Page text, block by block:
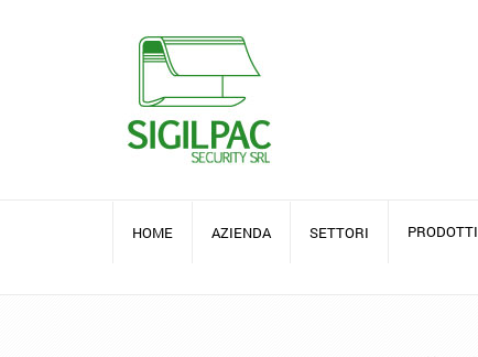
HOME AZIENDA SETTORI PRODOTTI